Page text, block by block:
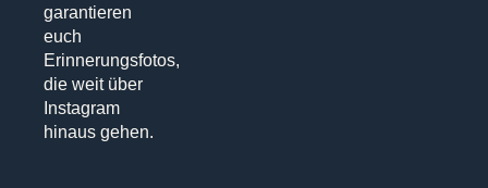
garantieren
euch
Erinnerungsfotos,
die weit über
Instagram
hinaus gehen.